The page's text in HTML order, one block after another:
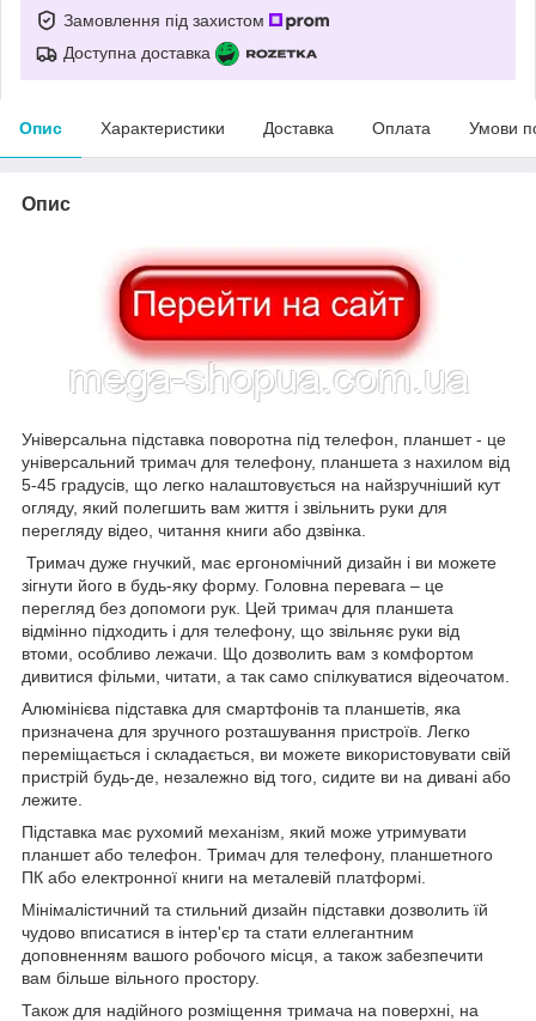
Замовлення під захистом
Доступна доставка
Опис Характеристики Доставка Оплата Умови
Опис
Універсальна підставка поворотна під телефон, планшет - це
універсальний тримач для телефону, планшета з нахилом від
5-45 градусів, що легко налаштовується на найзручніший кут
огляду, який полегшить вам життя і звільнить руки для
перегляду відео, читання книги або дзвінка.
Тримач дуже гнучкий, має ергономічний дизайн і ви можете
зігнути його в будь-яку форму. Головна перевага – це
перегляд без допомоги рук. Цей тримач для планшета
відмінно підходить і для телефону, що звільняє руки від
втоми, особливо лежачи. Що дозволить вам з комфортом
дивитися фільми, читати, а так само спілкуватися відеочатом.
Алюмінієва підставка для смартфонів та планшетів, яка
призначена для зручного розташування пристроїв. Легко
переміщається і складається, ви можете використовувати свій
пристрій будь-де, незалежно від того, сидите ви на дивані або
лежите.
Підставка має рухомий механізм, який може утримувати
планшет або телефон. Тримач для телефону, планшетного
ПК або електронної книги на металевій платформі.
Мінімалістичний та стильний дизайн підставки дозволить їй
чудово вписатися в інтер'єр та стати еллегантним
доповненням вашого робочого місця, а також забезпечити
вам більше вільного простору.
Також для надійного розміщення тримача на поверхні, на